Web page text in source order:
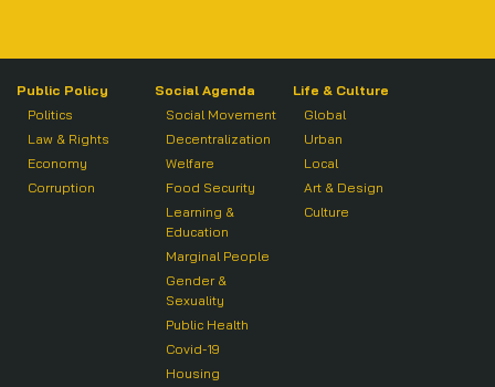
Public Policy
Politics
Law & Rights
Economy
Corruption
Social Agenda
Social Movement
Decentralization
Welfare
Food Security
Learning &
Education
Marginal People
Gender &
Sexuality
Public Health
Covid-19
Housing
Life & Culture
Global
Urban
Local
Art & Design
Culture